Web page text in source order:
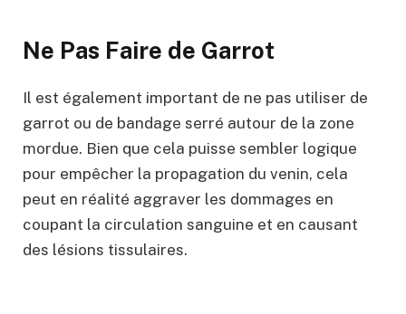
Ne Pas Faire de Garrot
Il est également important de ne pas utiliser de
garrot ou de bandage serré autour de la zone
mordue. Bien que cela puisse sembler logique
pour empêcher la propagation du venin, cela
peut en réalité aggraver les dommages en
coupant la circulation sanguine et en causant
des lésions tissulaires.